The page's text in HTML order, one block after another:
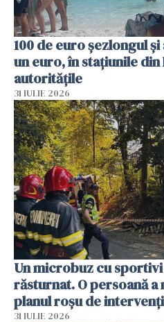
100 de euro șezlongul
un euro, în stațiunile
autoritățile
31 IULIE 2026
Un microbuz cu sportivi
răsturnat. O persoană
planul roșu de
31 IULIE 2026